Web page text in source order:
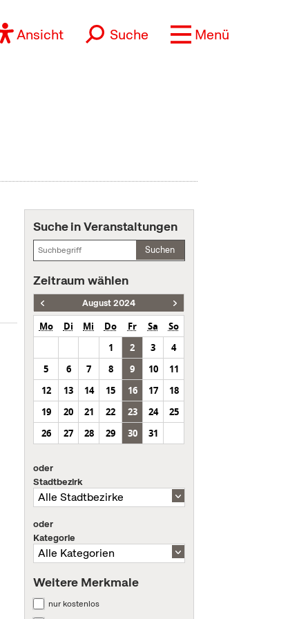
Ansicht Suche Menü
Suche in Veranstaltungen
Suchen
Zeitraum wählen
August 2024
Mo Di Mi Do Fr Sa
So
1
2 3
4
5
6 7 8 9 10
11
12
13 14 15 16 17
18
19
20 21 22 23 24
25
26
27 28 29 30 31
oder
Stadtbezirk
oder
Kategorie
Weitere Merkmale
nur kostenlos